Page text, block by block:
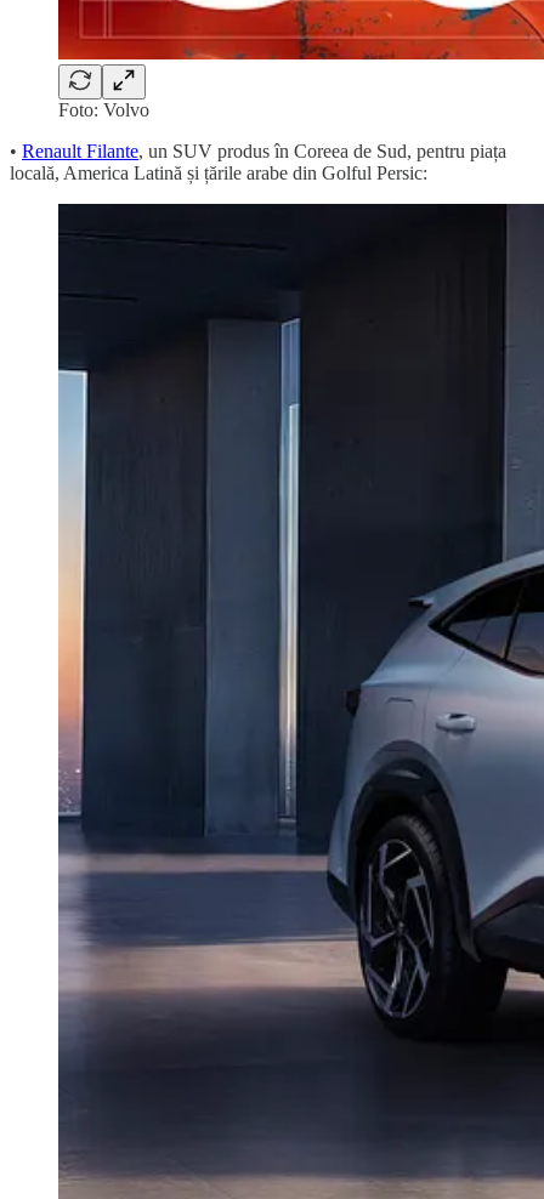
Foto: Volvo
• Renault Filante, un SUV produs în Coreea de Sud, pentru piața
locală, America Latină și țările arabe din Golful Persic: